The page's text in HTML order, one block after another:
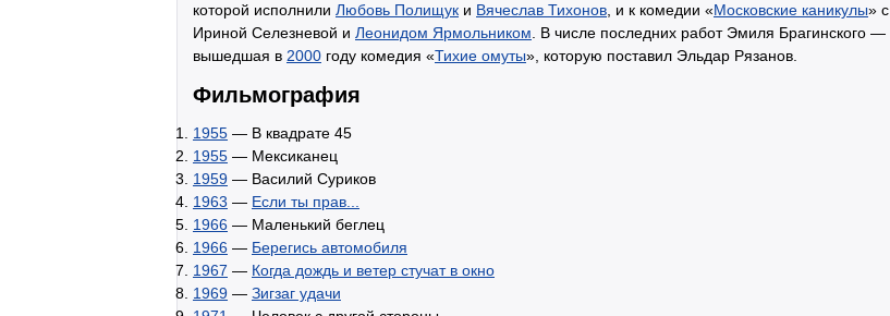
которой исполнили Любовь Полищук и Вячеслав Тихонов , и к комедии «Московские каникулы» с
Ириной Селезневой и Леонидом Ярмольником . В числе последних работ Эмиля Брагинского —
вышедшая в 2000 году комедия «Тихие омуты», которую поставил Эльдар Рязанов.
Фильмография
1955 — В квадрате 45
1955 — Мексиканец
1959 — Василий Суриков
1963 — Если ты прав...
1966 — Маленький беглец
1966 — Берегись автомобиля
1967 — Когда дождь и ветер стучат в окно
1969 — Зигзаг удачи